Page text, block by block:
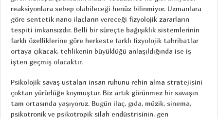
reaksiyonlara sebep olabileceği henüz bilinmiyor. Uzmanlara
göre sentetik nano ilaçların vereceği fizyolojik zararların
tespiti imkansızdır. Belli bir süreçte bağışıklık sistemlerinin
farklı özelliklerine göre herkeste farklı fizyolojik tahribatlar
ortaya çıkacak, tehlikenin büyüklüğü anlaşıldığında ise iş
işten geçmiş olacaktır.
Psikolojik savaş ustaları insan ruhunu rehin alma stratejisini
çoktan yürürlüğe koymuştur. Biz artık görünmez bir savaşın
tam ortasında yaşıyoruz. Bugün ilaç, gıda, müzik, sinema,
psikotronik ve psikotropik silah endüstrisinin, gen